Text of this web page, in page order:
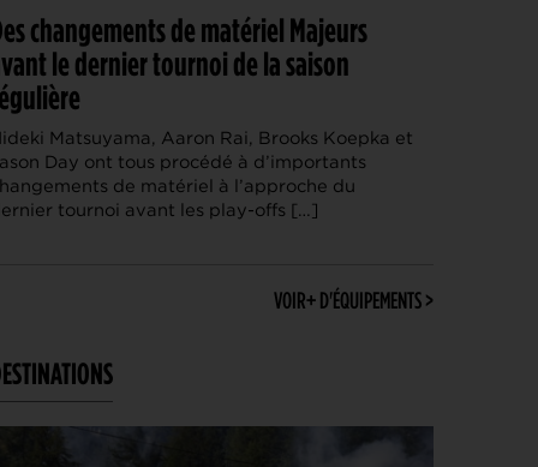
4
WYNDHAM CHAMPIONSHIP > PGA TOUR
Patrick Cantlay et Michael Thorbjornsen renoncent
au Wyndham Championship
3
SOLHEIM CUP 2026 > TOUCHE FRANÇAISE
Solheim Cup
3
AOÛT
MATÉRIEL > BALLES
Pourquoi voir la vie en jaune sur les parcours ?
grâce à son talent « que les autres n’ont pas »
Saddier au programme de la semaine
changements de matériel Majeurs
le dernier tournoi de la saison
Matsuyama, Aaron Rai, Brooks Koepka et
Day ont tous procédé à d’importants
de matériel à l’approche du
tournoi avant les play-offs […]
VOIR+ D'ÉQUIPEMENTS >